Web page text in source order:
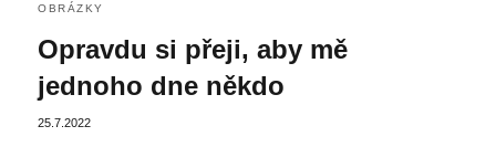
OBRÁZKY
Opravdu si přeji, aby mě
jednoho dne někdo
25.7.2022